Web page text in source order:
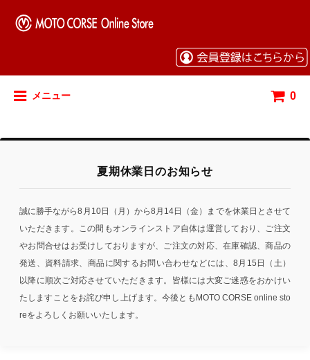
メニュー 0
夏期休業日のお知らせ
誠に勝手ながら8月10日（月）から8月14日（金）までを休業日とさせて
いただきます。この間もオンラインストア自体は運営しており、ご注文
やお問合せはお受けしておりますが、ご注文の対応、在庫確認、商品の
発送、資料請求、商品に関するお問い合わせなどには、8月15日（土）
以降に順次ご対応させていただきます。皆様には大変ご迷惑をおかけい
たしますことをお詫び申し上げます。今後ともMOTO CORSE online sto
reをよろしくお願いいたします。